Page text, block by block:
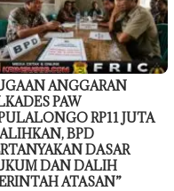
ANGGARAN
PAW
RP11 JUTA
BPD
DASAR
DAN DALIH
ATASAN”